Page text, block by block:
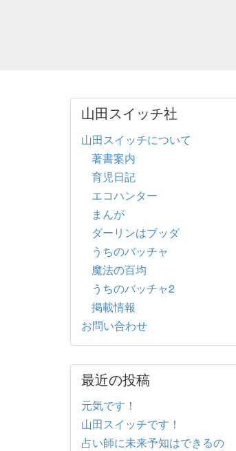
山田スイッチ社
山田スイッチについて
著書案内
育児日記
エコハンター
まんが
ダーリンはブッダ
うちのバッチャ
魔法の百均
うちのバッチャ2
掲載情報
お問い合わせ
最近の投稿
元気です！
山田スイッチです！
占い師に未来予知はできるの